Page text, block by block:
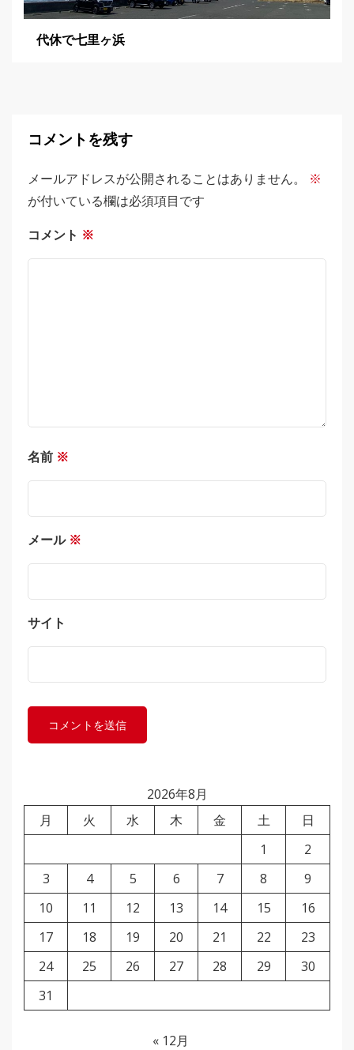
代休で七里ヶ浜
コメントを残す
メールアドレスが公開されることはありません。
※
が付いている欄は必須項目です
コメント ※
名前 ※
メール ※
サイト
2026年8月
月
火 水 木 金 土
日
1
2
3
4 5 6 7 8
9
10
11 12 13 14 15
16
17
18 19 20 21 22
23
24
25 26 27 28 29
30
31
« 12月